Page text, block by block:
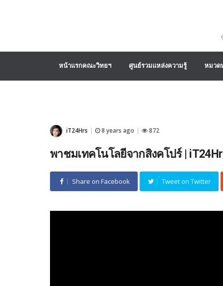
หน้าแรกคณะวิทยฯ ศูนย์รวมแหล่งความรู้ หมวด
iT24Hrs 8 years ago 872
พาชมเทคโนโลยีจากสิงคโปร์ |
Share on Facebook Tweet on Twitter